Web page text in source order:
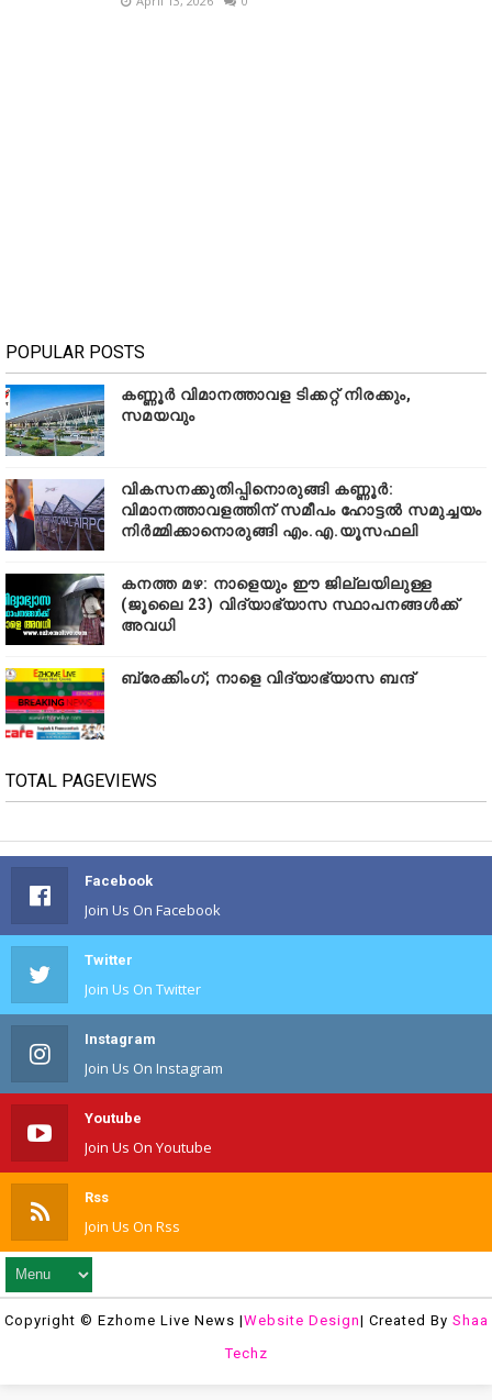
POPULAR POSTS
കണ്ണൂർ വിമാനത്താവള ടിക്കറ്റ് നിരക്കും,
സമയവും
വികസനക്കുതിപ്പിനൊരുങ്ങി കണ്ണൂർ:
വിമാനത്താവളത്തിന് സമീപം ഹോട്ടൽ സമുച്ചയം
നിർമ്മിക്കാനൊരുങ്ങി എം.എ.യൂസഫലി
കനത്ത മഴ: നാളെയും ഈ ജില്ലയിലുള്ള
(ജൂലൈ 23) വിദ്യാഭ്യാസ സ്ഥാപനങ്ങൾക്ക്
അവധി
ബ്രേക്കിംഗ്; നാളെ വിദ്യാഭ്യാസ ബന്ദ്
TOTAL PAGEVIEWS
Facebook
Join Us On Facebook
Twitter
Join Us On Twitter
Instagram
Join Us On Instagram
Youtube
Join Us On Youtube
Rss
Join Us On Rss
Copyright © Ezhome Live News |Website Design| Created By Shaa
Techz